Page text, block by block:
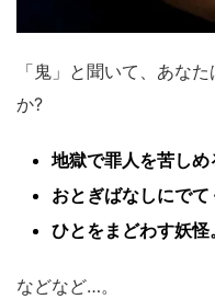
「鬼」と聞いて、あな
か?
地獄で罪人を苦しめ
おとぎばなしにでて
ひとをまどわす妖怪。
などなど…。